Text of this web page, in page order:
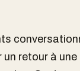
retour à une